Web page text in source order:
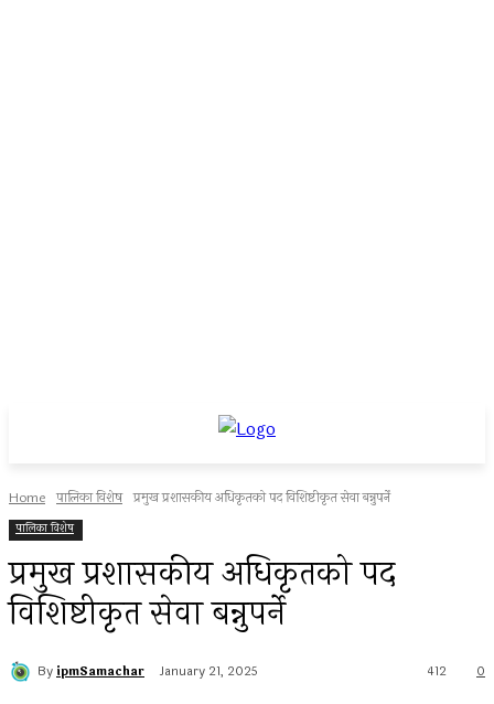
Home पालिका विशेष प्रमुख प्रशासकीय अधिकृतको पद विशिष्टीकृत सेवा बन्नुपर्ने
पालिका विशेष
प्रमुख प्रशासकीय अधिकृतको पद
विशिष्टीकृत सेवा बन्नुपर्ने
By ipmSamachar January 21, 2025 0
412